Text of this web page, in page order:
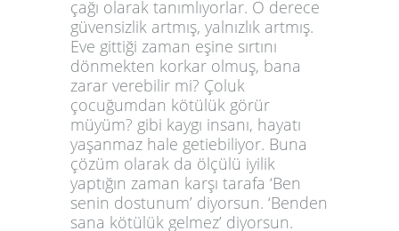
çağı olarak tanımlıyorlar. O derece
güvensizlik artmış, yalnızlık artmış.
Eve gittiği zaman eşine sırtını
dönmekten korkar olmuş, bana
zarar verebilir mi? Çoluk
çocuğumdan kötülük görür
müyüm? gibi kaygı insanı, hayatı
yaşanmaz hale getiebiliyor. Buna
çözüm olarak da ölçülü iyilik
yaptığın zaman karşı tarafa ‘Ben
senin dostunum’ diyorsun. ‘Benden
sana kötülük gelmez’ diyorsun.